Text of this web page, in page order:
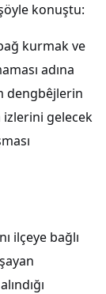
konuştu:
kurmak ve
adına
dengbêjlerin
izlerini gelecek
ilçeye bağlı